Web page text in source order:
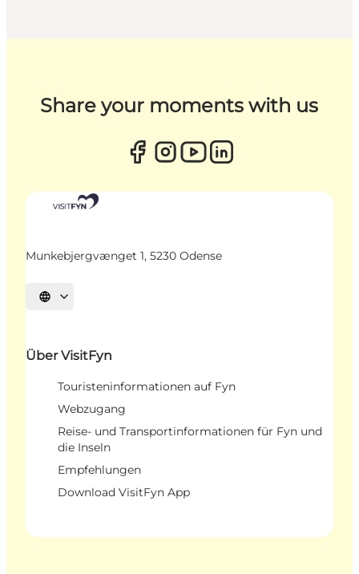
Share your moments with us
Munkebjergvænget 1, 5230 Odense
Sprache auswählen
Über VisitFyn
Touristeninformationen auf Fyn
Webzugang
Reise- und Transportinformationen für Fyn und
die Inseln
Empfehlungen
Download VisitFyn App